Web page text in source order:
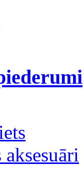
aksesuāri